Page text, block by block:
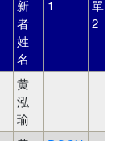
新
者
姓
名
1
單
2
黄
泓
瑜